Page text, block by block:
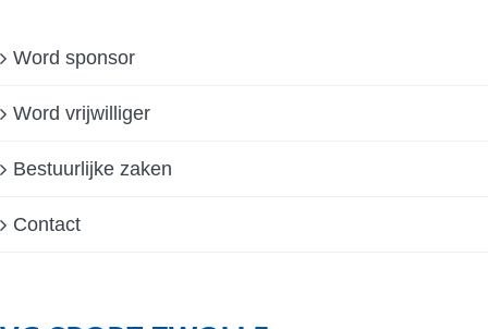
Word sponsor
Word vrijwilliger
Bestuurlijke zaken
Contact